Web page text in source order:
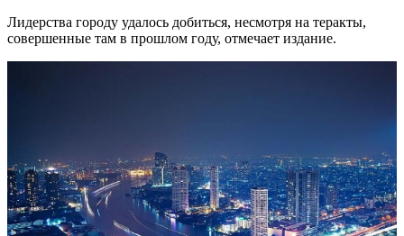
Лидерства городу удалось добиться, несмотря на теракты,
совершенные там в прошлом году, отмечает издание.